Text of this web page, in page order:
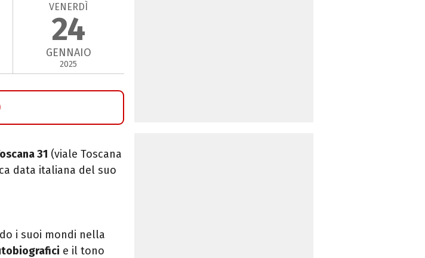
VENERDÌ
24
GENNAIO
2025
31 (viale Toscana
data italiana del suo
i suoi mondi nella
e il tono